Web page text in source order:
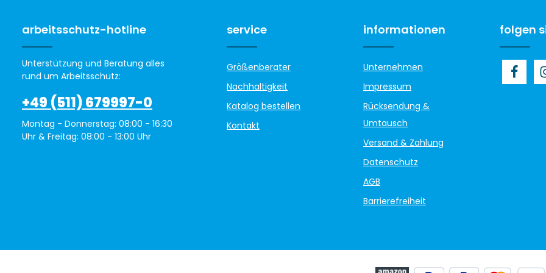
arbeitsschutz-hotline
Unterstützung und Beratung alles
rund um Arbeitsschutz:
+49 (511) 679997-0
Montag - Donnerstag: 08:00 - 16:30
Uhr & Freitag: 08:00 - 13:00 Uhr
service
Größenberater
Nachhaltigkeit
Katalog bestellen
Kontakt
informationen
Unternehmen
Impressum
Rücksendung &
Umtausch
Versand & Zahlung
Datenschutz
AGB
Barrierefreiheit
folgen